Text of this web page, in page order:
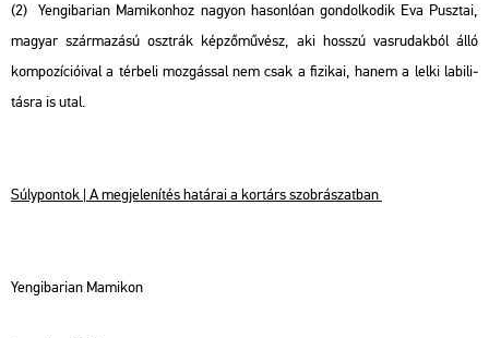
(2) Yen­gi­ba­ri­an Ma­mi­kon­hoz na­gyon ha­son­ló­an gon­dol­ko­dik Eva Pusz­tai,
ma­gyar szár­ma­zá­sú oszt­rák kép­ző­mű­vész, aki hosszú vas­ru­dak­ból álló
kom­po­zí­ci­ó­i­val a tér­be­li moz­gás­sal nem csak a fi­zi­kai, hanem a lelki la­bi­li­
tás­ra is utal.
Súly­pon­tok | A meg­je­le­ní­tés ha­tá­rai a kor­társ szob­rá­szat­ban
Yen­gi­ba­ri­an Ma­mi­kon